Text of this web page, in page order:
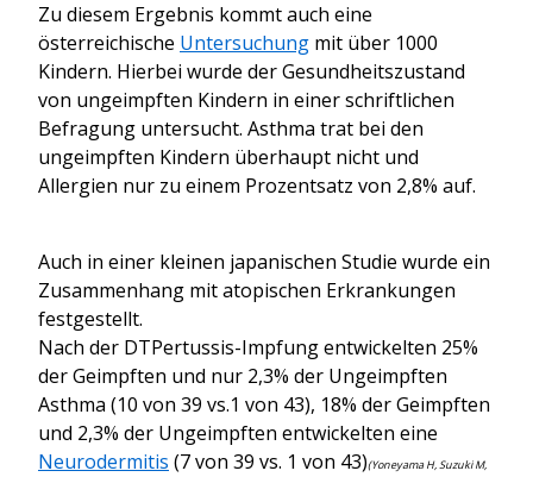
Zu diesem Ergebnis kommt auch eine
österreichische Untersuchung mit über 1000
Kindern. Hierbei wurde der Gesundheitszustand
von ungeimpften Kindern in einer schriftlichen
Befragung untersucht. Asthma trat bei den
ungeimpften Kindern überhaupt nicht und
Allergien nur zu einem Prozentsatz von 2,8% auf.
Auch in einer kleinen japanischen Studie wurde ein
Zusammenhang mit atopischen Erkrankungen
festgestellt.
Nach der DTPertussis-Impfung entwickelten 25%
der Geimpften und nur 2,3% der Ungeimpften
Asthma (10 von 39 vs.1 von 43), 18% der Geimpften
und 2,3% der Ungeimpften entwickelten eine
Neurodermitis (7 von 39 vs. 1 von 43)(Yoneyama H, Suzuki M,